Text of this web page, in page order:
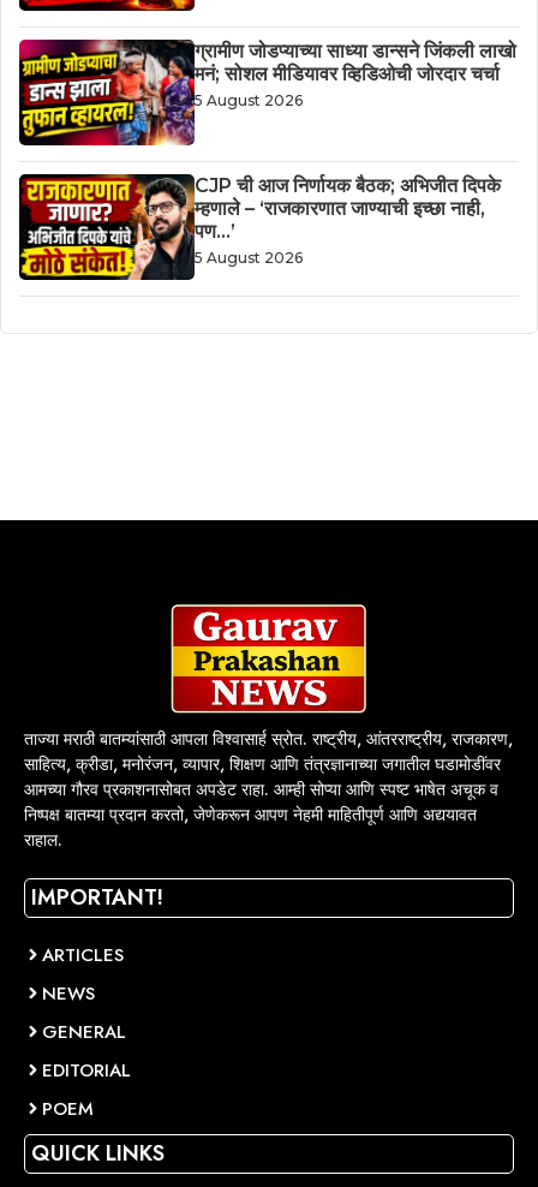
ग्रामीण जोडप्याच्या साध्या डान्सने जिंकली लाखो
मनं; सोशल मीडियावर व्हिडिओची जोरदार चर्चा
5 August 2026
CJP ची आज निर्णायक बैठक; अभिजीत दिपके
म्हणाले – ‘राजकारणात जाण्याची इच्छा नाही,
पण…’
5 August 2026
ताज्या मराठी बातम्यांसाठी आपला विश्वासार्ह स्रोत. राष्ट्रीय, आंतरराष्ट्रीय, राजकारण,
साहित्य, क्रीडा, मनोरंजन, व्यापार, शिक्षण आणि तंत्रज्ञानाच्या जगातील घडामोडींवर
आमच्या गौरव प्रकाशनासोबत अपडेट राहा. आम्ही सोप्या आणि स्पष्ट भाषेत अचूक व
निष्पक्ष बातम्या प्रदान करतो, जेणेकरून आपण नेहमी माहितीपूर्ण आणि अद्ययावत
राहाल.
IMPORTANT!
ARTICLES
NEWS
GENERAL
EDITORIAL
POEM
QUICK LINKS